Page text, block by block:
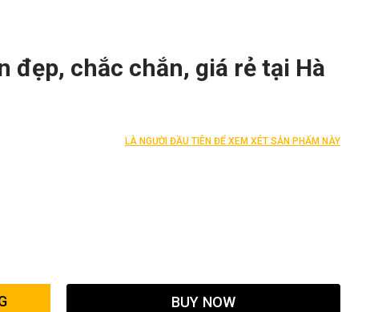
đẹp, chắc chắn, giá rẻ tại Hà
LÀ NGƯỜI ĐẦU TIÊN ĐỂ XEM XÉT SẢN PHẨM NÀY
BUY NOW